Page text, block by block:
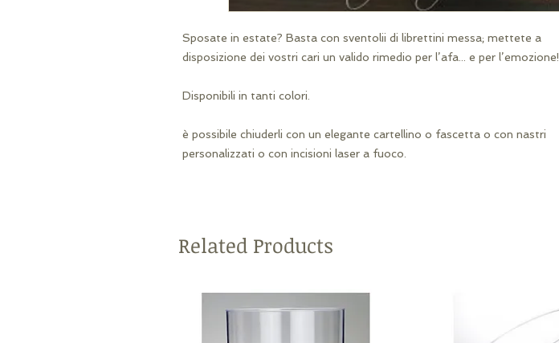
Sposate in estate? Basta con sventolii di librettini messa; mettete a
disposizione dei vostri cari un valido rimedio per l’afa... e per l’emozione!
Disponibili in tanti colori.
è possibile chiuderli con un elegante cartellino o fascetta o con nastri
personalizzati o con incisioni laser a fuoco.
Related Products